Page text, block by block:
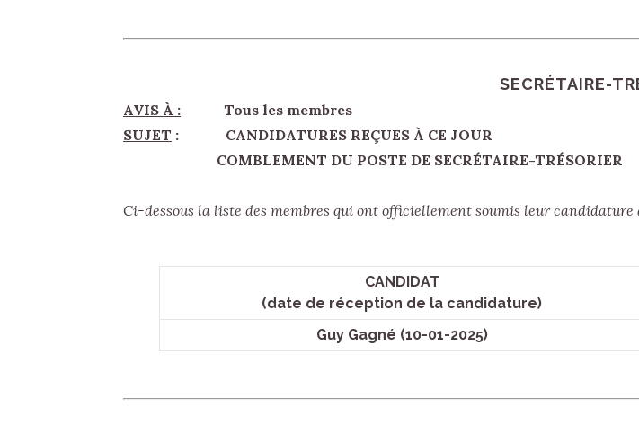
SECRÉTAIRE-
AVIS À : Tous les membres
SUJET : CANDIDATURES REÇUES À CE JOUR
COMBLEMENT DU POSTE DE SECRÉTAIRE-TRÉSORIER
Ci-dessous la liste des membres qui ont officiellement soumis leur candidature
CANDIDAT
(date de réception de la candidature)
Guy Gagné (10-01-2025)